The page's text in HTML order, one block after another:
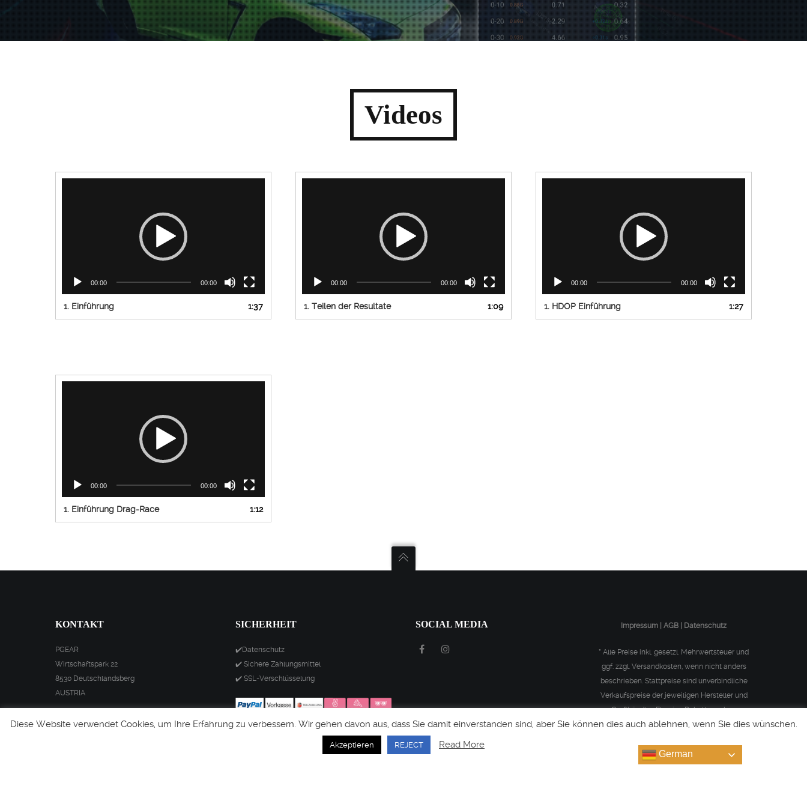
Videos
00:00 00:00
1. Einführung 1:37
00:00 00:00
1. Teilen der Resultate 1:09
00:00 00:00
1. HDOP Einführung 1:27
00:00 00:00
1. Einführung Drag-Race 1:12
KONTAKT
PGEAR
Wirtschaftspark 22
8530 Deutschlandsberg
AUSTRIA
SICHERHEIT
✔️Datenschutz
✔️ Sichere Zahlungsmittel
✔️ SSL-Verschlüsselung
SOCIAL MEDIA Impressum | AGB | Datenschutz
* Alle Preise inkl. gesetzl. Mehrwertsteuer und
ggf. zzgl. Versandkosten, wenn nicht anders
beschrieben. Stattpreise sind unverbindliche
Verkaufspreise der jeweiligen Hersteller und
Großhändler. Etwaige Rabattangaben
beziehen sich auf diese Preise. Alle Bilder sind
Diese Website verwendet Cookies, um Ihre Erfahrung zu verbessern. Wir gehen davon aus, dass Sie damit einverstanden sind, aber Sie können dies auch ablehnen, wenn Sie dies wünschen.
Akzeptieren REJECT Read More
German